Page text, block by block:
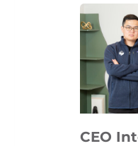
CEO